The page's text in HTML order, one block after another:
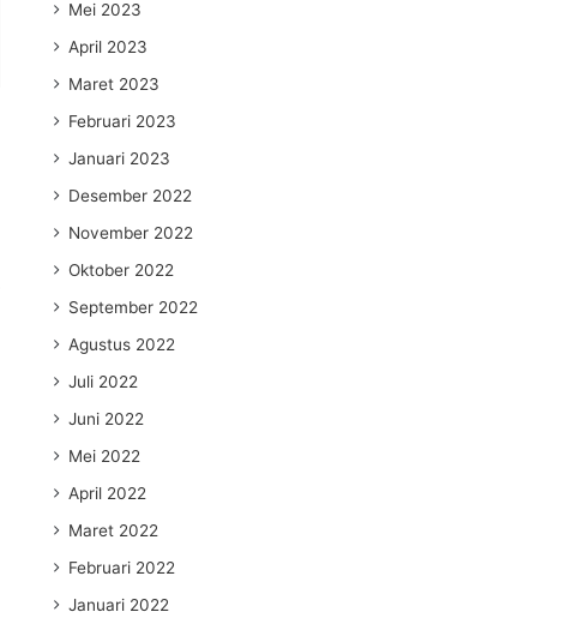
Mei 2023
April 2023
Maret 2023
Februari 2023
Januari 2023
Desember 2022
November 2022
Oktober 2022
September 2022
Agustus 2022
Juli 2022
Juni 2022
Mei 2022
April 2022
Maret 2022
Februari 2022
Januari 2022